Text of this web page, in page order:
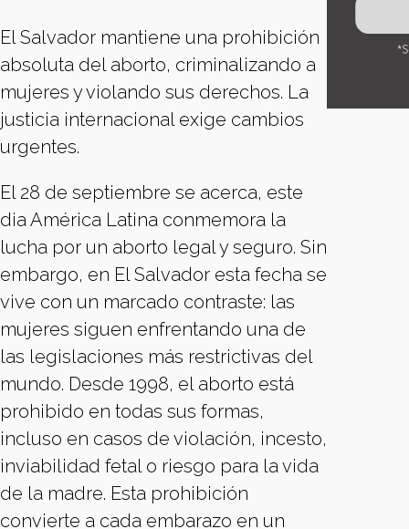
El Salvador mantiene una prohibición
absoluta del aborto, criminalizando a
mujeres y violando sus derechos. La
justicia internacional exige cambios
urgentes.
El 28 de septiembre se acerca, este
dia América Latina conmemora la
lucha por un aborto legal y seguro. Sin
embargo, en El Salvador esta fecha se
vive con un marcado contraste: las
mujeres siguen enfrentando una de
las legislaciones más restrictivas del
mundo. Desde 1998, el aborto está
prohibido en todas sus formas,
incluso en casos de violación, incesto,
inviabilidad fetal o riesgo para la vida
de la madre. Esta prohibición
convierte a cada embarazo en un